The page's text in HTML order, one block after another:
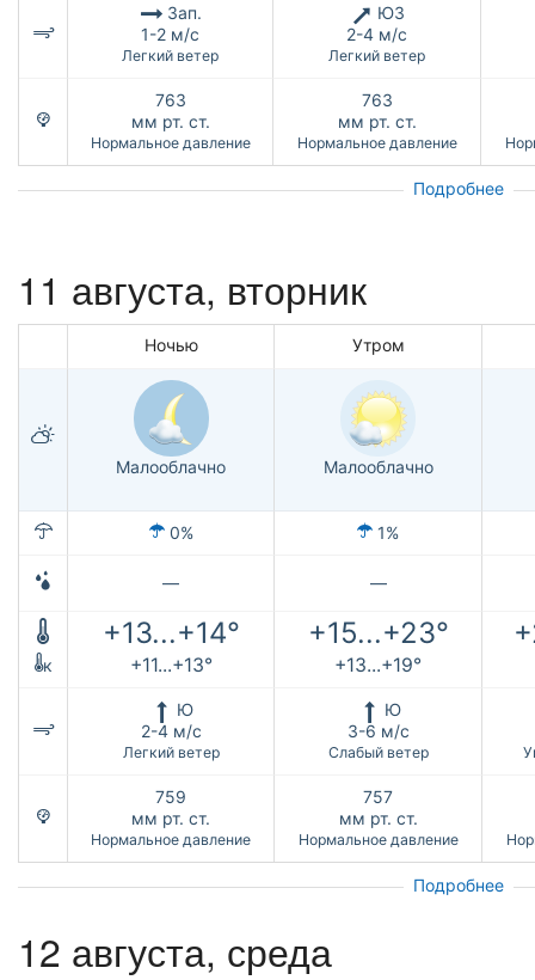
Зап.
1-2 м/с
Легкий ветер
ЮЗ
2-4 м/с
Легкий ветер
763
мм рт. ст.
Нормальное давление
763
мм рт. ст.
Нормальное давление
Подробнее
11 августа, вторник
Ночью Утром
Малооблачно Малооблачно
0% 1%
— —
+13...+14° +15...+23°
к +11...+13° +13...+19°
Ю
2-4 м/с
Легкий ветер
Ю
3-6 м/с
Слабый ветер
759
мм рт. ст.
Нормальное давление
757
мм рт. ст.
Нормальное давление
Подробнее
12 августа, среда